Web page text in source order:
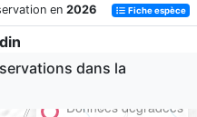
en 2026 Fiche espèce
coypus(Molina, 1782)
dans la
Données dégradées